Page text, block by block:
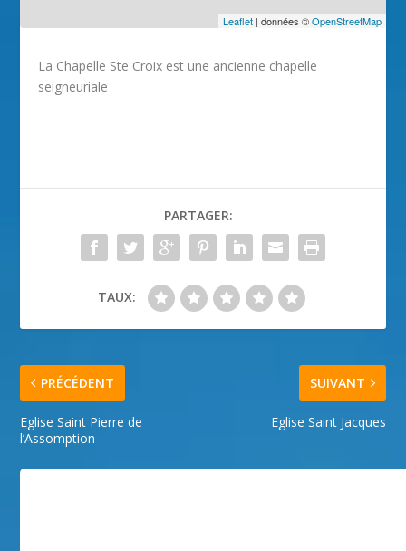
Leaflet| données ©OpenStreetMap
La Chapelle Ste Croix est une ancienne chapelle
seigneuriale
PARTAGER:
TAUX:
PRÉCÉDENT
Eglise Saint Pierre de
l’Assomption
SUIVANT
Eglise Saint Jacques